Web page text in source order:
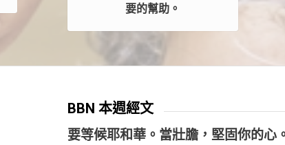
要的幫助。
BBN 本週經文
要等候耶和華。當壯膽，堅固你的心